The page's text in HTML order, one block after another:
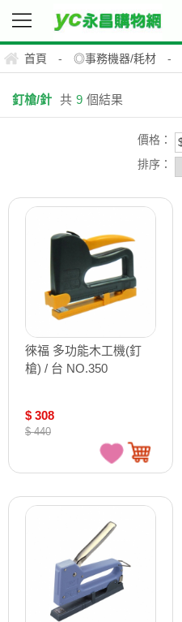
首頁 - ◎事務機器/耗材 -
釘槍/針 共 9 個結果
價格：
排序：
徠福 多功能木工機(釘
槍) / 台 NO.350
$ 308
$ 440